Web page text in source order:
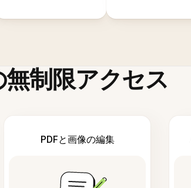
制限アクセス
PDFと画像の編集